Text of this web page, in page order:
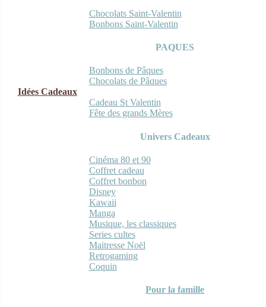
Chocolats Saint-Valentin
Bonbons Saint-Valentin
PAQUES
Bonbons de Pâques
Chocolats de Pâques
Idées Cadeaux
Cadeau St Valentin
Fête des grands Mères
Univers Cadeaux
Cinéma 80 et 90
Coffret cadeau
Coffret bonbon
Disney
Kawaii
Manga
Musique, les classiques
Series cultes
Maitresse Noël
Retrogaming
Coquin
Pour la famille